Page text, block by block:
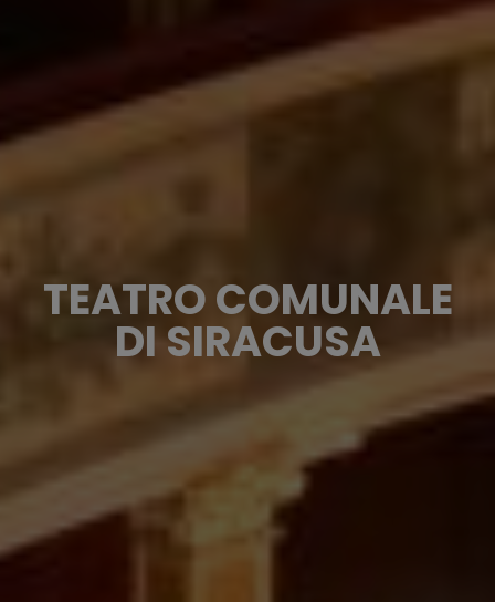
TEATRO COMUNALE
DI SIRACUSA